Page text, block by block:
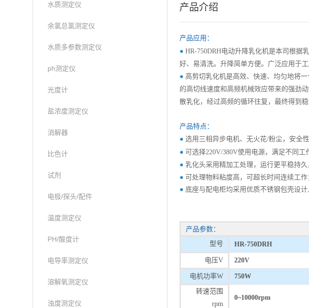
水质测定仪
余氯总氯测定仪
水质多参数测定仪
ph测定仪
光度计
盐浓度测定仪
消解器
比色计
试剂
电极/探头/配件
温度测定仪
PH/酸度计
电导率测定仪
溶解氧测定仪
浊度测定仪
产品介绍
产品应用：
● HR-750DRH电动升降乳化机是本司根据
好、易清洗。升降简单方便。广泛应用于
● 高剪切乳化机是高效、快速、均匀地将
的高切线速度和高频机械效应带来的强劲
散乳化，经过高频的循环往复，最终得到稳
产品特点：
● 选用三相异步电机、无火花/粉尘，安全
● 可选择220V/380V使用电源，满足不同工
● 乳化头采用精加工处理，运行更平稳持
● 可处理物料粘度高，可超长时间连续工作
● 底座与配电柜均采用优质不锈钢包壳设
产品参数：
型号
HR-750DRH
电压V 220V
电机功率W 750W
转速范围
rpm
0~10000rpm